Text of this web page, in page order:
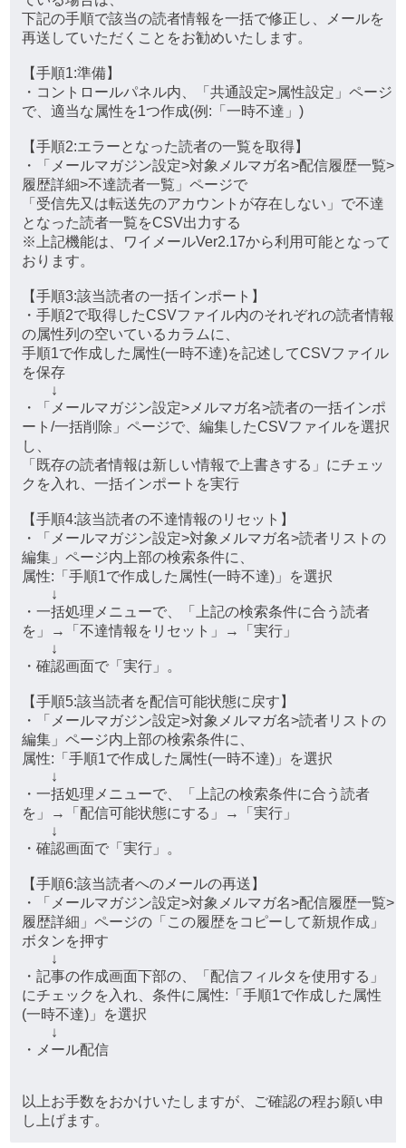
下記の手順で該当の読者情報を一括で修正し、メールを
再送していただくことをお勧めいたします。
【手順1:準備】
・コントロールパネル内、「共通設定>属性設定」ページ
で、適当な属性を1つ作成(例:「一時不達」)
【手順2:エラーとなった読者の一覧を取得】
・「メールマガジン設定>対象メルマガ名>配信履歴一覧>
履歴詳細>不達読者一覧」ページで
「受信先又は転送先のアカウントが存在しない」で不達
となった読者一覧をCSV出力する
※上記機能は、ワイメールVer2.17から利用可能となって
おります。
【手順3:該当読者の一括インポート】
・手順2で取得したCSVファイル内のそれぞれの読者情報
の属性列の空いているカラムに、
手順1で作成した属性(一時不達)を記述してCSVファイル
を保存
↓
・「メールマガジン設定>メルマガ名>読者の一括インポ
ート/一括削除」ページで、編集したCSVファイルを選択
し、
「既存の読者情報は新しい情報で上書きする」にチェッ
クを入れ、一括インポートを実行
【手順4:該当読者の不達情報のリセット】
・「メールマガジン設定>対象メルマガ名>読者リストの
編集」ページ内上部の検索条件に、
属性:「手順1で作成した属性(一時不達)」を選択
↓
・一括処理メニューで、「上記の検索条件に合う読者
を」→「不達情報をリセット」→「実行」
↓
・確認画面で「実行」。
【手順5:該当読者を配信可能状態に戻す】
・「メールマガジン設定>対象メルマガ名>読者リストの
編集」ページ内上部の検索条件に、
属性:「手順1で作成した属性(一時不達)」を選択
↓
・一括処理メニューで、「上記の検索条件に合う読者
を」→「配信可能状態にする」→「実行」
↓
・確認画面で「実行」。
【手順6:該当読者へのメールの再送】
・「メールマガジン設定>対象メルマガ名>配信履歴一覧>
履歴詳細」ページの「この履歴をコピーして新規作成」
ボタンを押す
↓
・記事の作成画面下部の、「配信フィルタを使用する」
にチェックを入れ、条件に属性:「手順1で作成した属性
(一時不達)」を選択
↓
・メール配信
以上お手数をおかけいたしますが、ご確認の程お願い申
し上げます。